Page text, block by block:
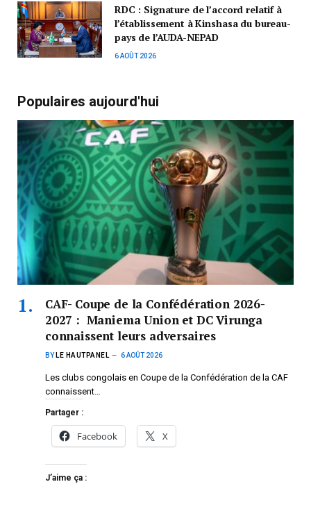
RDC : Signature de l’accord relatif à
l’établissement à Kinshasa du bureau-
pays de l’AUDA-NEPAD
6 AOÛT 2026
Populaires aujourd'hui
CAF- Coupe de la Confédération 2026-
2027 : Maniema Union et DC Virunga
connaissent leurs adversaires
BY LE HAUTPANEL 6 AOÛT 2026
Les clubs congolais en Coupe de la Confédération de la CAF
connaissent…
Partager :
Facebook X
J’aime ça :